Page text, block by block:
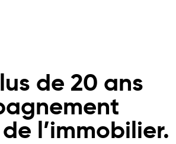
de 20 ans
l’immobilier.